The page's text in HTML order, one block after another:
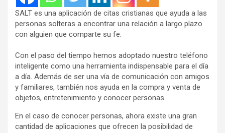
SALT es una aplicación de citas cristianas que ayuda a las
personas solteras a encontrar una relación a largo plazo
con alguien que comparte su fe.
Con el paso del tiempo hemos adoptado nuestro teléfono
inteligente como una herramienta indispensable para el día
a día. Además de ser una vía de comunicación con amigos
y familiares, también nos ayuda en la compra y venta de
objetos, entretenimiento y conocer personas.
En el caso de conocer personas, ahora existe una gran
cantidad de aplicaciones que ofrecen la posibilidad de